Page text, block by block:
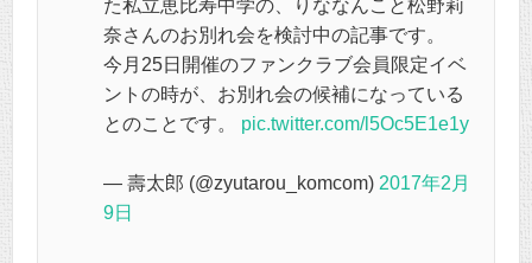
た私立恵比寿中学の、りななんこと松野莉
奈さんのお別れ会を検討中の記事です。
今月25日開催のファンクラブ会員限定イベ
ントの時が、お別れ会の候補になっている
とのことです。 pic.twitter.com/l5Oc5E1e1y
— 壽太郎 (@zyutarou_komcom) 2017年2月
9日